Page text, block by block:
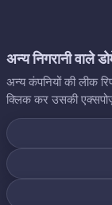
अन्य निगरानी वाले
अन्य कंपनियों की लीक
क्लिक कर उसकी